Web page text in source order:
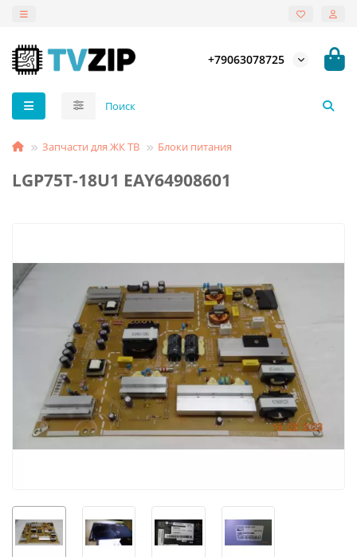
+79063078725
Запчасти для ЖК ТВ Блоки питания
LGP75T-18U1 EAY64908601